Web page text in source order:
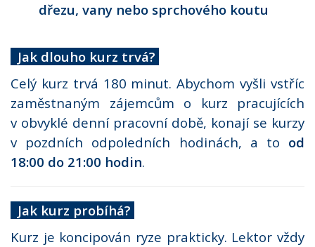
dřezu, vany nebo sprchového koutu
Jak dlouho kurz trvá?
Celý kurz trvá 180 minut. Abychom vyšli vstříc
zaměstnaným zájemcům o kurz pracujících
v obvyklé denní pracovní době, konají se kurzy
v pozdních odpoledních hodinách, a to od
18:00 do 21:00 hodin.
Jak kurz probíhá?
Kurz je koncipován ryze prakticky. Lektor vždy